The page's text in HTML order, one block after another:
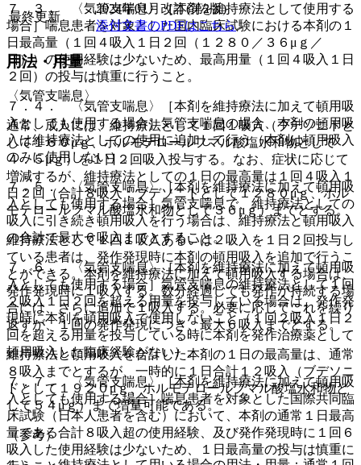
７．３． 〈気管支喘息〉［本剤を維持療法として使用する
場合］喘息患者を対象とした国内臨床試験における本剤の１
日最高量（１回４吸入１日２回（１２８０／３６μｇ／
日））の使用経験は少ないため、最高用量（１回４吸入１日
２回）の投与は慎重に行うこと。
７．４． 〈気管支喘息〉［本剤を維持療法に加えて頓用吸
入としても使用する場合］気管支喘息の場合、本剤の頓用吸
入は維持療法としての使用に追加して行う（本剤は頓用吸入
のみに使用しない）。
７．５． 〈気管支喘息〉［本剤を維持療法に加えて頓用吸
入としても使用する場合］気管支喘息で、維持療法としての
吸入に引き続き頓用吸入を行う場合は、維持療法と頓用吸入
の合計で最大６吸入までとすること。
７．６． 〈気管支喘息〉［本剤を維持療法に加えて頓用吸
入としても使用する場合］気管支喘息の維持療法として１回
２吸入１日２回を超える用量を投与している場合は、発作発
現時に本剤を頓用吸入で使用しないこと（１回２吸入１日２
回を超える用量を投与している時に本剤を発作治療薬として
頓用吸入した臨床経験がない）。
７．７． 〈気管支喘息〉［本剤を維持療法に加えて頓用吸
入としても使用する場合］喘息患者を対象とした国際共同臨
床試験（日本人患者を含む）において、本剤の通常１日最高
量である合計８吸入超の使用経験、及び発作発現時に１回６
吸入した使用経験は少ないため、１日最高量の投与は慎重に
最終更新
2024年01月改訂(第2版)
添付文書のPDFはこちら
用法・用量
〈気管支喘息〉
通常、成人には、維持療法として１回１吸入（ブデソニドと
して１６０μｇ、ホルモテロールフマル酸塩水和物として
４．５μｇ）を１日２回吸入投与する。なお、症状に応じて
増減するが、維持療法としての１日の最高量は１回４吸入１
日２回（合計８吸入：ブデソニドとして１２８０μｇ、ホル
モテロールフマル酸塩水和物として３６μｇ）までとする。
維持療法として１回１吸入あるいは２吸入を１日２回投与し
ている患者は、発作発現時に本剤の頓用吸入を追加で行うこ
とができる。本剤を維持療法に加えて頓用吸入する場合は、
発作発現時に１吸入する。数分経過しても発作が持続する場
合には、さらに追加で１吸入する。必要に応じてこれを繰り
返すが、１回の発作発現につき、最大６吸入までとする。
維持療法と頓用吸入を合計した本剤の１日の最高量は、通常
８吸入までとするが、一時的に１日合計１２吸入（ブデソニ
ドとして１９２０μｇ、ホルモテロールフマル酸塩水和物と
して５４μｇ）まで増量可能である。
（参考）